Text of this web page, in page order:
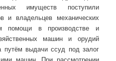
имуществ поступили
и владельцев механических
помощи в производстве и
машин и орудий
путём выдачи ссуд под залог
машин. При рассмотрении